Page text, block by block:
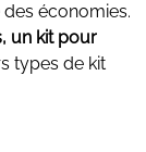
économies.
un kit pour
types de kit